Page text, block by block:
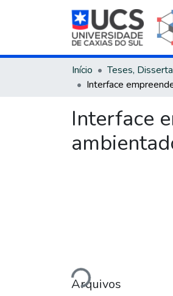
Início
Interface
Carregando...
Arquivos